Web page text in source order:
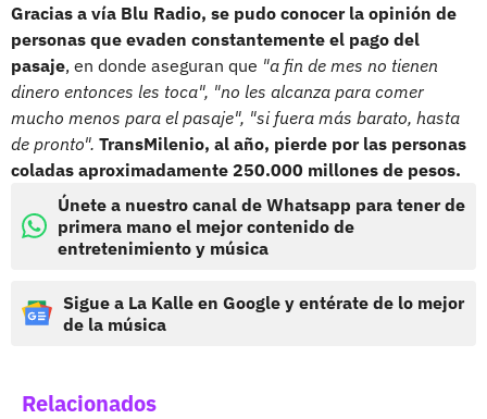
Gracias a vía Blu Radio, se pudo conocer la opinión de
personas que evaden constantemente el pago del
pasaje, en donde aseguran que "a fin de mes no tienen
dinero entonces les toca", "no les alcanza para comer
mucho menos para el pasaje", "si fuera más barato, hasta
de pronto". TransMilenio, al año, pierde por las personas
coladas aproximadamente 250.000 millones de pesos.
Únete a nuestro canal de Whatsapp para tener de
primera mano el mejor contenido de
entretenimiento y música
Sigue a La Kalle en Google y entérate de lo mejor
de la música
Relacionados